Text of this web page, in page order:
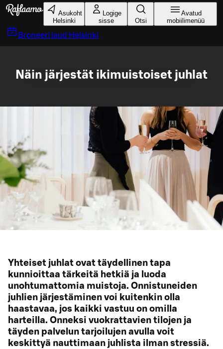
Liigu peamise sisu juurde
Asukoht
Helsinki
Logige
sisse
Otsi
Avatud
mobiilimenüü
Broneeri laud Helsinki
Näin järjestät ikimuistoiset juhlat
Yhteiset juhlat ovat täydellinen tapa
kunnioittaa tärkeitä hetkiä ja luoda
unohtumattomia muistoja. Onnistuneiden
juhlien järjestäminen voi kuitenkin olla
haastavaa, jos kaikki vastuu on omilla
harteilla. Onneksi vuokrattavien tilojen ja
täyden palvelun tarjoilujen avulla voit
keskittyä nauttimaan juhlista ilman stressiä.